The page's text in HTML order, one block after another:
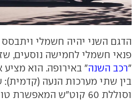
הדגם השני יהיה חשמלי
פנאי חשמלי לחמישה נוסעים,
"רכב השנה" באירופה. הוא